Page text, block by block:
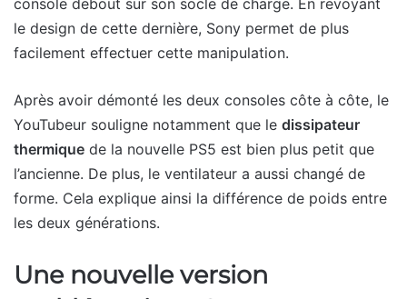
le design de cette dernière, Sony permet de plus
facilement effectuer cette manipulation.
Après avoir démonté les deux consoles côte à côte, le
YouTubeur souligne notamment que le dissipateur
thermique de la nouvelle PS5 est bien plus petit que
l’ancienne. De plus, le ventilateur a aussi changé de
forme. Cela explique ainsi la différence de poids entre
les deux générations.
Une nouvelle version